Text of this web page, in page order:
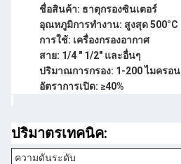
ชื่อสินค้า: ธาตุกรองซินเตอร์
อุณหภูมิการทํางาน: สูงสุด 500°C
การใช้: เครื่องกรองอากาศ
สาย: 1/4 " 1/2" และอื่นๆ
ปริมาณการกรอง: 1-200 ไมครอน
อัตราการเปิด: ≥40%
ปริมาตรเทคนิค:
ความดันระดับ